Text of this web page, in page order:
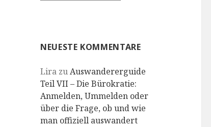
NEUESTE KOMMENTARE
Lira zuAuswandererguide
Teil VII – Die Bürokratie:
Anmelden, Ummelden oder
über die Frage, ob und wie
man offiziell auswandert